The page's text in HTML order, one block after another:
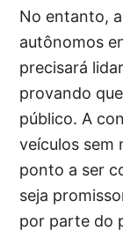
No entanto,
autônomos
precisará
provando
público. A
veículos sem
ponto a ser
seja
por parte do